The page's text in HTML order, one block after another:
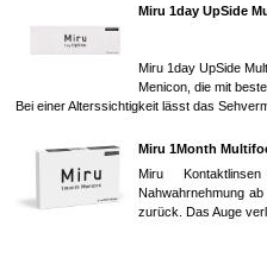
Miru 1day UpSide
Miru 1day UpSide
Menicon, die mit
Bei einer Alterssichtigkeit lässt das
Miru 1Month
Miru
Nahwahrnehmung
zurück. Das Auge